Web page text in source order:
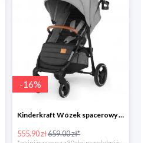
-16%
Kinderkraft Wózek spacerowy Grande LX
555.90 zł659.00 zł*